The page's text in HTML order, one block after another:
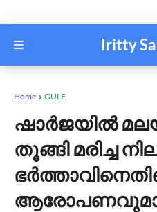
Iritty
Home GULF
ഷാർജയിൽ
തൂങ്ങി മരിച്ച